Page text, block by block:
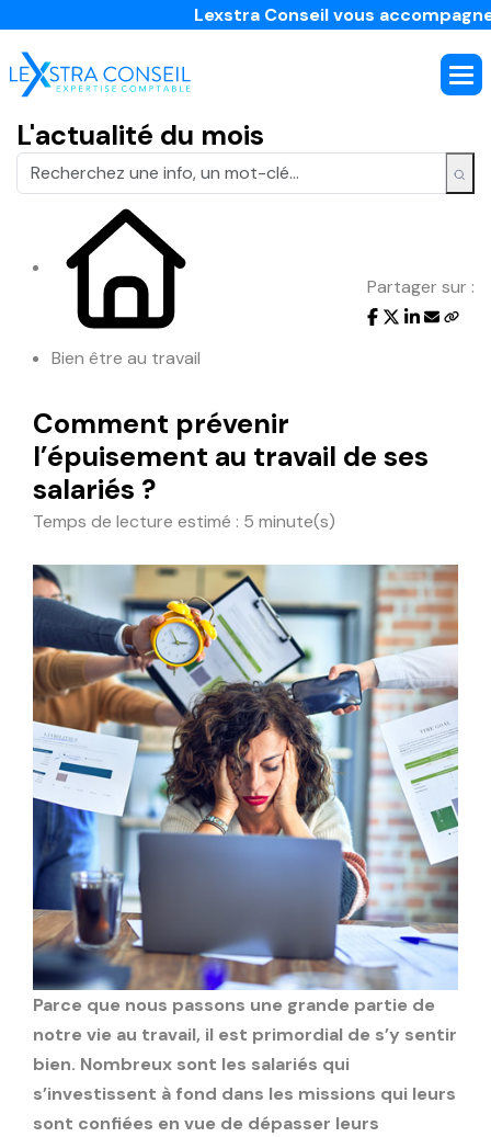
Lexstra Conseil vous accompagne
L'actualité du mois
Bien être au travail
Partager sur :
Comment prévenir
l’épuisement au travail de ses
salariés ?
Temps de lecture estimé : 5 minute(s)
Parce que nous passons une grande partie de
notre vie au travail, il est primordial de s’y sentir
bien. Nombreux sont les salariés qui
s’investissent à fond dans les missions qui leurs
sont confiées en vue de dépasser leurs